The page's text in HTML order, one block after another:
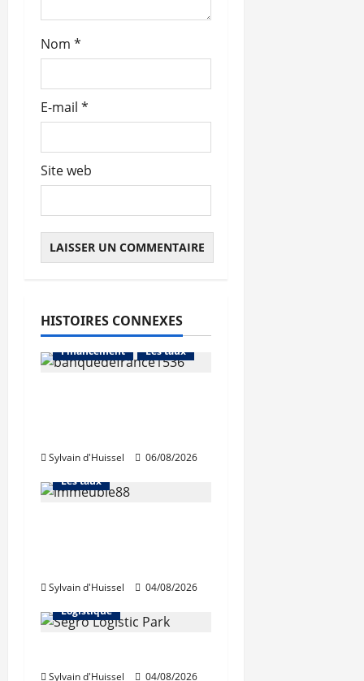
l
Nom *
E-mail *
Site web
HISTOIRES CONNEXES
Abonnés
Financement
Les taux
Sylvain d'Huissel 06/08/2026
L'avis des courtiers
Les taux
Sylvain d'Huissel 04/08/2026
Immo d'entreprise
Logistique
Sylvain d'Huissel 04/08/2026